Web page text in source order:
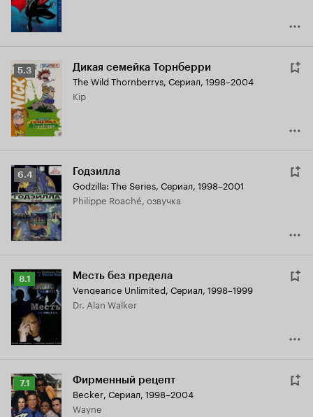
Рейтинг
Кинопоиска
5.3
5.3 Дикая семейка Торнберри
The Wild Thornberrys, Сериал, 1998–2004
Kip
Рейтинг
Кинопоиска
6.4
6.4 Годзилла
Godzilla: The Series, Сериал, 1998–2001
Philippe Roaché, озвучка
Рейтинг
Кинопоиска
8.1 Месть без предела
Vengeance Unlimited, Сериал, 1998–1999
Dr. Alan Walker
Рейтинг
Кинопоиска
7.1
7.1 Фирменный рецепт
Becker, Сериал, 1998–2004
Wayne